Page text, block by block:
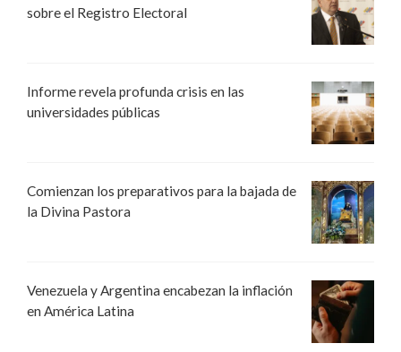
sobre el Registro Electoral
Informe revela profunda crisis en las
universidades públicas
Comienzan los preparativos para la bajada de
la Divina Pastora
Venezuela y Argentina encabezan la inflación
en América Latina